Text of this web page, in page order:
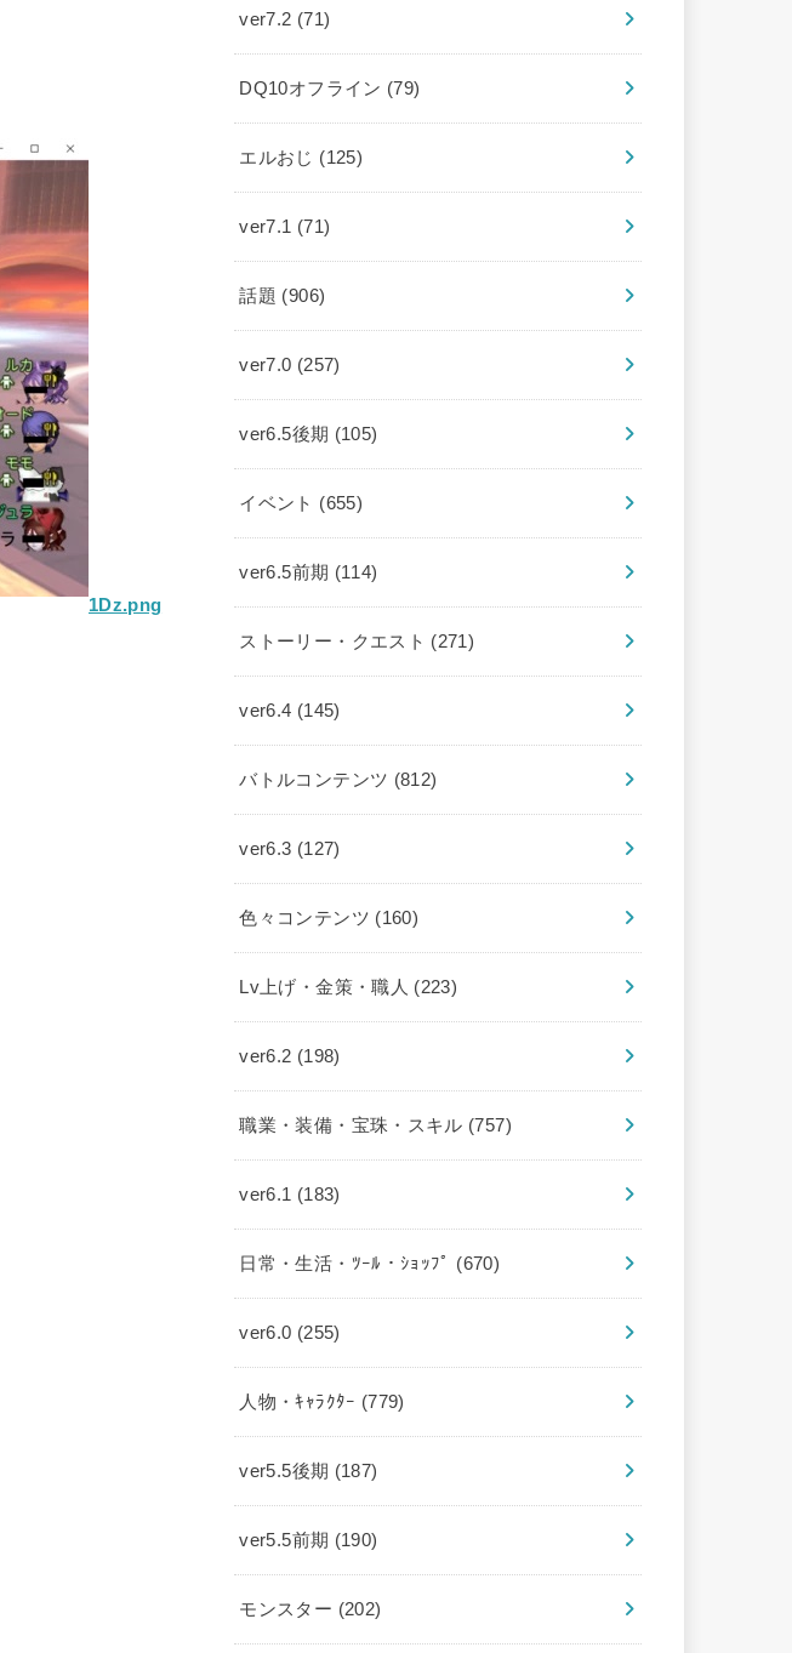
1Dz.png
ver7.2 (71)
DQ10オフライン (79)
エルおじ (125)
ver7.1 (71)
話題 (906)
ver7.0 (257)
ver6.5後期 (105)
イベント (655)
ver6.5前期 (114)
ストーリー・クエスト (271)
ver6.4 (145)
バトルコンテンツ (812)
ver6.3 (127)
色々コンテンツ (160)
Lv上げ・金策・職人 (223)
ver6.2 (198)
職業・装備・宝珠・スキル (757)
ver6.1 (183)
日常・生活・ﾂｰﾙ・ｼｮｯﾌﾟ (670)
ver6.0 (255)
人物・ｷｬﾗｸﾀｰ (779)
ver5.5後期 (187)
ver5.5前期 (190)
モンスター (202)